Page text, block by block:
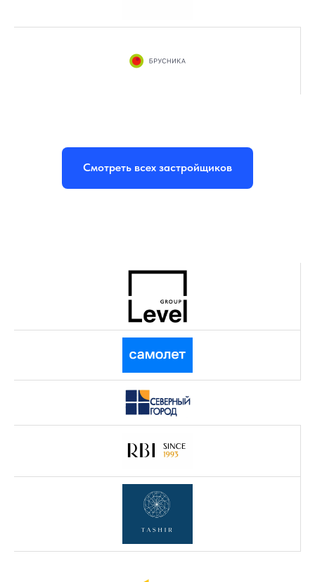
Смотреть всех застройщиков